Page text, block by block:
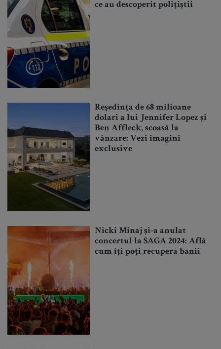
ce au descoperit polițiștii
Reședința de 68 milioane
dolari a lui Jennifer Lopez și
Ben Affleck, scoasă la
vânzare: Vezi imagini
exclusive
Nicki Minaj și-a anulat
concertul la SAGA 2024: Află
cum îți poți recupera banii